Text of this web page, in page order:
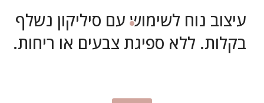
עיצוב נוח לשימוש עם סיליקון נשלף
בקלות. ללא ספיגת צבעים או ריחות.